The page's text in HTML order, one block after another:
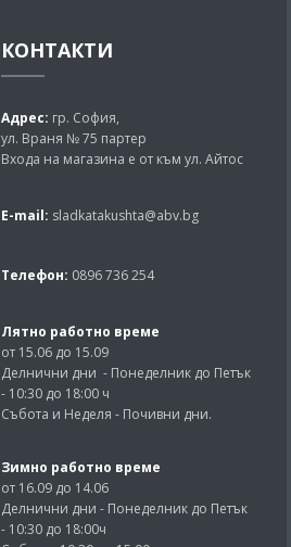
КОНТАКТИ
Адрес: гр. София,
ул. Враня № 75 партер
Входа на магазина е от към ул. Айтос
E-mail: sladkatakushta@abv.bg
Телефон: 0896 736 254
Лятно работно време
от 15.06 до 15.09
Делнични дни - Понеделник до Петък
- 10:30 до 18:00 ч
Събота и Неделя - Почивни дни.
Зимно работно време
от 16.09 до 14.06
Делнични дни - Понеделник до Петък
- 10:30 до 18:00ч